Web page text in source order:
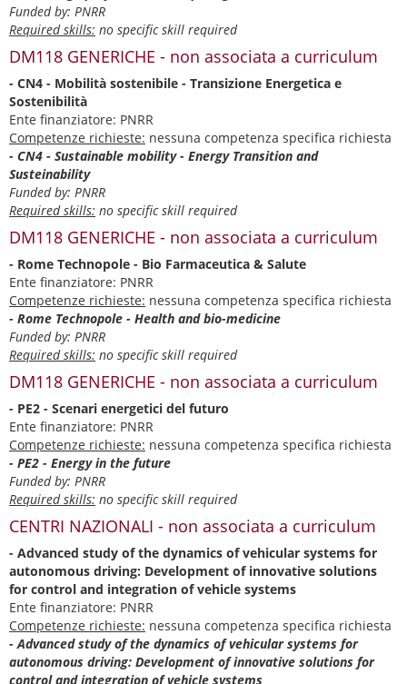
Funded by: PNRR
Required skills: no specific skill required
DM118 GENERICHE - non associata a curriculum
- CN4 - Mobilità sostenibile - Transizione Energetica e
Sostenibilità
Ente finanziatore: PNRR
Competenze richieste: nessuna competenza specifica richiesta
- CN4 - Sustainable mobility - Energy Transition and
Susteinability
Funded by: PNRR
Required skills: no specific skill required
DM118 GENERICHE - non associata a curriculum
- Rome Technopole - Bio Farmaceutica & Salute
Ente finanziatore: PNRR
Competenze richieste: nessuna competenza specifica richiesta
- Rome Technopole - Health and bio-medicine
Funded by: PNRR
Required skills: no specific skill required
DM118 GENERICHE - non associata a curriculum
- PE2 - Scenari energetici del futuro
Ente finanziatore: PNRR
Competenze richieste: nessuna competenza specifica richiesta
- PE2 - Energy in the future
Funded by: PNRR
Required skills: no specific skill required
CENTRI NAZIONALI - non associata a curriculum
- Advanced study of the dynamics of vehicular systems for
autonomous driving: Development of innovative solutions
for control and integration of vehicle systems
Ente finanziatore: PNRR
Competenze richieste: nessuna competenza specifica richiesta
- Advanced study of the dynamics of vehicular systems for
autonomous driving: Development of innovative solutions for
control and integration of vehicle systems